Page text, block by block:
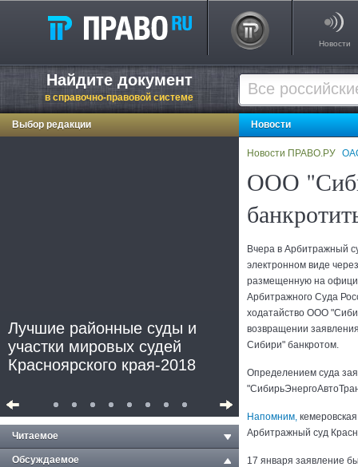
Новости
Найдите документ
в справочно-правовой системе
Выбор редакции
Лучшие районные суды и
участки мировых судей
Красноярского края-2018
Читаемое
Обсуждаемое
Новости
Новости ПРАВО.РУ
ООО
Вчера в Арбитражный
электронном виде
размещенную на
Арбитражного Суда
ходатайство ООО
возвращении
Сибири" банкротом.
Определением суда
Напомним,
Арбитражный суд
17 января заявление